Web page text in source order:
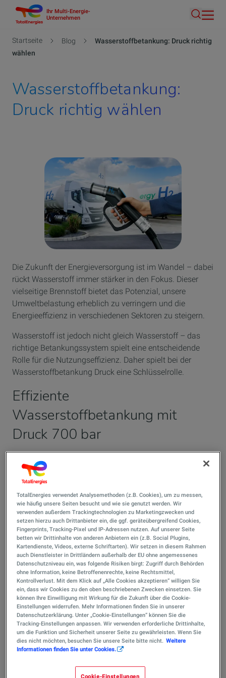
Inhalt
Ihr Multi-Energie-
Unternehmen
Suche
Pfadnavigation
Startseite Blog
Wasserstoffbetankung: Druck richtig
wählen
Wasserstoffbetankung:
Druck richtig wählen
Die Zukunft der Energieversorgung ist im Wandel – dabei
rückt Wasserstoff immer stärker in den Fokus. Dieser
vielseitige Brennstoff bietet das Potenzial, unsere
Umweltbelastung erheblich zu verringern und die
Energieeffizienz in verschiedenen Sektoren zu steigern.
Wasserstoff ist jedoch nicht gleich Wasserstoff – das
richtige Betankungssystem spielt eine entscheidende
Rolle für die Nutzungseffizienz. Daher spielt bei der
Wasserstoffbetankung Druck eine Schlüsselrolle.
Effiziente
Wasserstoffbetankung mit
Druck 700 bar
Beim Betankungsdruck geht es um den Druck, mit dem
Wasserstoff in das Fahrzeug oder das Lagerbehältnis
gepumpt wird – unterschiedliche Druckniveaus bringen
spezifische Vor- und Nachteile mit sich.
Die 700 bar (ca. 10.000 psi) Betankung ist ein gängiges
System für Wasserstofffahrzeuge. Bei diesem
Hochdruckverfahren wird Wasserstoff mit einem Druck
von 700 bar in den Fahrzeugtank gepumpt. Dies
ermöglicht eine größere Reichweite, da mehr Wasserstoff
gespeichert werden kann. Die Vorkühlung auf bis zu
-40°C bietet die Möglichkeit, in nur wenigen Minuten
ähnlich wie bei herkömmlichem Benzin oder Diesel zu
tanken.
Ein weiterer Vorteil der 700 bar Betankung ist die erhöhte
Energiedichte. Da mehr Wasserstoff bei höherem Druck
TotalEnergies verwendet Analysemethoden (z.B. Cookies), um zu messen,
wie häufig unsere Seiten besucht und wie sie genutzt werden. Wir
verwenden außerdem Trackingtechnologien zu Marketingzwecken und
setzen hierzu auch Drittanbieter ein, die ggf. geräteübergreifend Cookies,
Fingerprints, Tracking-Pixel und IP-Adressen nutzen. Auf unserer Seite
betten wir Drittinhalte von anderen Anbietern ein (z.B. Social Plugins,
Kartendienste, Videos, externe Schriftarten). Wir setzen in diesem Rahmen
auch Dienstleister in Drittländern außerhalb der EU ohne angemessenes
Datenschutzniveau ein, was folgende Risiken birgt: Zugriff durch Behörden
ohne Information, keine Betroffenenrechte, keine Rechtsmittel,
Kontrollverlust. Mit dem Klick auf „Alle Cookies akzeptieren“ willigen Sie
ein, dass wir Cookies zu den oben beschriebenen Zwecken einsetzen. Sie
können Ihre Einwilligung mit Wirkung für die Zukunft über die Cookie-
Einstellungen widerrufen. Mehr Informationen finden Sie in unserer
Datenschutzerklärung. Unter „Cookie-Einstellungen“ können Sie die
Tracking-Einstellungen anpassen. Wir verwenden erforderliche Drittinhalte,
um die Funktion und Sicherheit unserer Seite zu gewährleisten. Wenn Sie
dies nicht möchten, besuchen Sie unsere Seite bitte nicht. Weitere
Informationen finden Sie unter Cookies.
Cookie-Einstellungen